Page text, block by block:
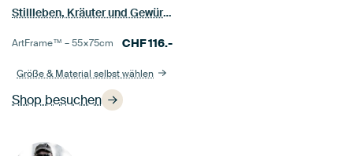
Shop besuchen
Stillleben, Kräuter und Gewürze in Metalllöffeln, kulinarische Fine-Art-Fotografie
ArtFrame™ –55×75cm CHF116.-
Größe & Material selbst wählen